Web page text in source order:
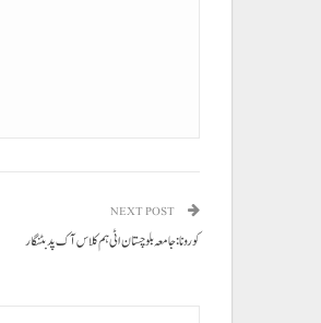
NEXT POST
کورونا: جامعہ بلوچستان اٹی ہم کلاس آک پد بٹنگار